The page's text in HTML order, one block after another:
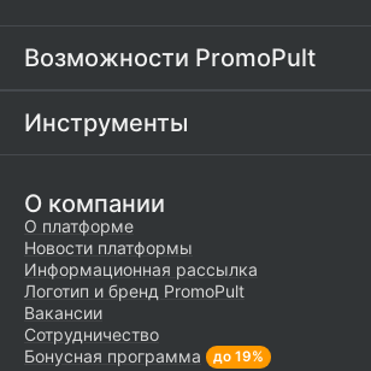
Возможности PromoPult
Инструменты
О компании
О платформе
Новости платформы
Информационная рассылка
Логотип и бренд PromoPult
Вакансии
Сотрудничество
Бонусная программа
до 19%